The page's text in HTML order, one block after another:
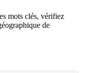
mots clés, vérifiez
de